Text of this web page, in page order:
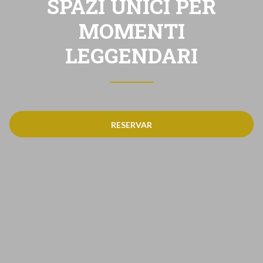
SPAZI UNICI PER
MOMENTI
LEGGENDARI
RESERVAR